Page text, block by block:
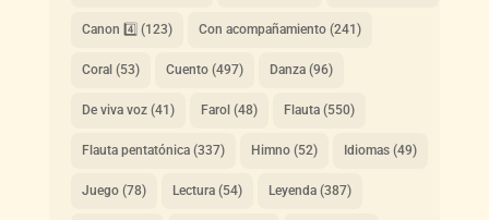
Canon 4️⃣ (123) Con acompañamiento(241)
Coral (53) Cuento(497) Danza(96)
De viva voz(41) Farol (48) Flauta(550)
Flauta pentatónica(337) Himno(52) Idiomas(49)
Juego(78) Lectura(54) Leyenda(387)